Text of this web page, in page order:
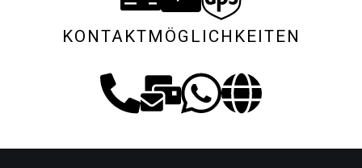
KONTAKTMÖGLICHKEITEN